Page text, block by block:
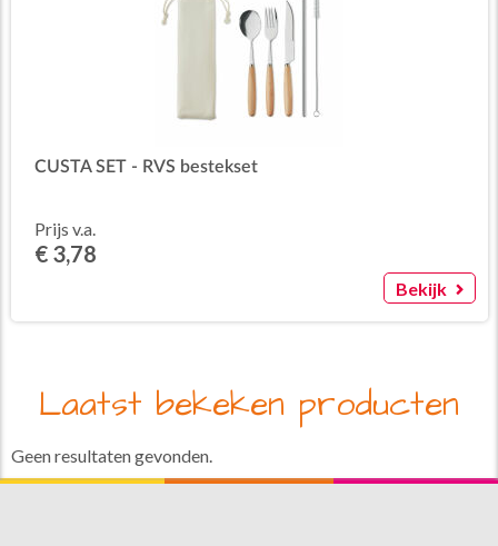
CUSTA SET - RVS bestekset
Prijs v.a.
€ 3,78
Bekijk
Laatst bekeken producten
Geen resultaten gevonden.